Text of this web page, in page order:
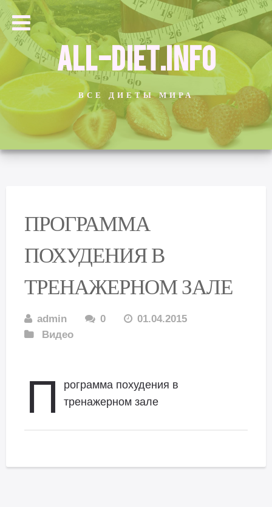
ALL-DIET.INFO
ВСЕ ДИЕТЫ МИРА
ПРОГРАММА
ПОХУДЕНИЯ В
ТРЕНАЖЕРНОМ ЗАЛЕ
admin 0
01.04.2015
Видео
П
рограмма похудения в
тренажерном зале